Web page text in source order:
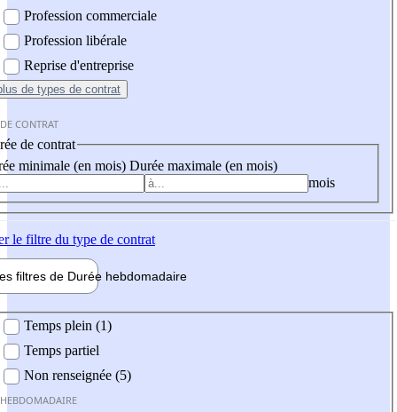
Profession commerciale
Profession libérale
Reprise d'entreprise
de types de contrat
CONTRAT
de contrat
minimale (en mois) Durée maximale (en mois)
mois
le filtre du type de contrat
filtres de Durée hebdomadaire
Temps plein (1)
Temps partiel
Non renseignée (5)